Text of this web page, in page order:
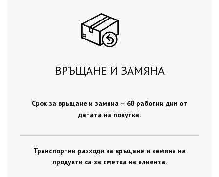
ВРЪЩАНЕ И ЗАМЯНА
Срок за връщане и замяна – 60 работни дни от
датата на покупка.
Транспортни разходи за връщане и замяна на
продукти са за сметка на клиента.